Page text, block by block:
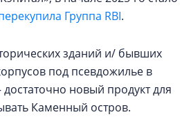
Группа RBI.
зданий и/ бывших
под псевдожилье в
достаточно новый продукт для
Каменный остров.